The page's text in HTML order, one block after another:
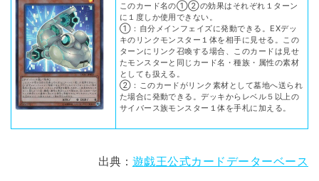
このカード名の①②の効果はそれぞれ１ターン
に１度しか使用できない。
①：自分メインフェイズに発動できる。EXデッ
キのリンクモンスター１体を相手に見せる。この
ターンにリンク召喚する場合、このカードは見せ
たモンスターと同じカード名・種族・属性の素材
としても扱える。
②：このカードがリンク素材として墓地へ送られ
た場合に発動できる。デッキからレベル５以上の
サイバース族モンスター１体を手札に加える。
出典： 遊戯王公式カードデーターベース